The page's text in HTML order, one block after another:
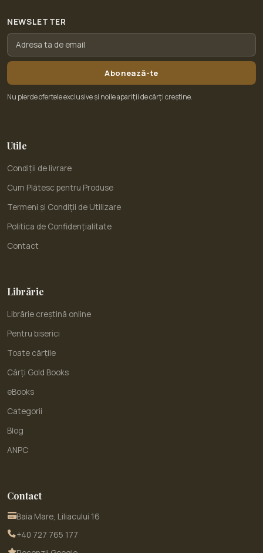
NEWSLETTER
Abonează-te
Nu pierde ofertele exclusive și noile apariții de cărți creștine.
Utile
Condiții de livrare
Cum Plătesc pentru Produse
Termeni și Condiții de Utilizare
Politica de Confidențialitate
Contact
Librărie
Librărie creștină online
Pentru biserici
Toate cărțile
Cărți Gold Books
eBooks
Categorii
Blog
ANPC
Contact
Baia Mare, Liliacului 16
+40 727 765 177